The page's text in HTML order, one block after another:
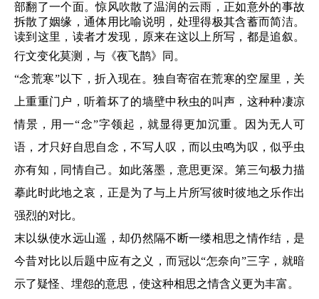
部翻了一个面。惊风吹散了温润的云雨，正如意外的事故
拆散了姻缘，通体用比喻说明，处理得极其含蓄而简洁。
读到这里，读者才发现，原来在这以上所写，都是追叙。
行文变化莫测 ，与《夜飞鹊》同。
“念荒寒”以下，折入现在。独自寄宿在荒寒的空屋里，关
上重重门户，听着坏了的墙壁中秋虫的叫声，这种种凄凉
情景，用一“念”字领起，就显得更加沉重。因为无人可
语，才只好自思自念，不写人叹，而以虫鸣为叹，似乎虫
亦有知，同情自己。如此落墨，意思更深。第三句极力描
摹此时此地之哀，正是为了与上片所写彼时彼地之乐作出
强烈的对比。
末以纵使水远山遥，却仍然隔不断一缕相思之情作结，是
今昔对比以后题中应有之义，而冠以“怎奈向”三字，就暗
示了疑怪、埋怨的意思，使这种相思之情含义更为丰富 。